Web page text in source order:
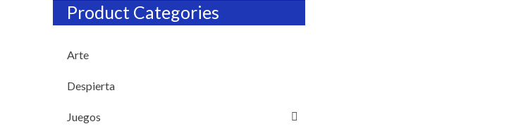
Product Categories
Arte
Despierta
Juegos